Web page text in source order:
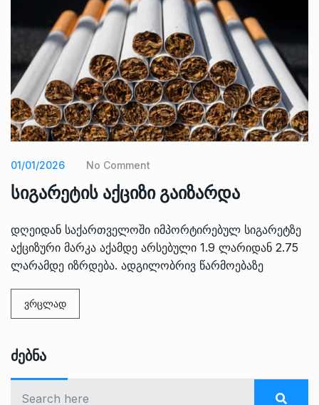
01/01/2026 No Comment
სიგარეტის აქციზი გაიზარდა
დღეიდან საქართველოში იმპორტირებულ სიგარეტზე
აქციზური მარკა აქამდე არსებული 1.9 ლარიდან 2.75
ლარამდე იზრდება. ადგილობრივ წარმოებაზე
ვრცლად
Ძებნა